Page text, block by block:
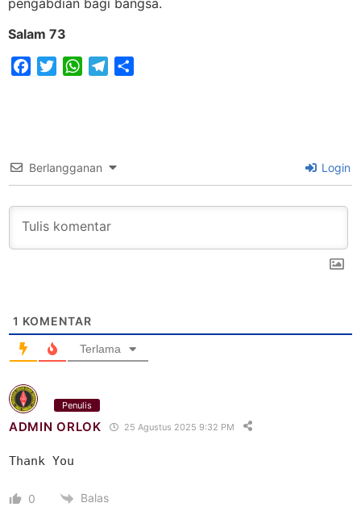
Salam 73
FacebookTwitterWhatsAppTelegram
Berlangganan Login
1 KOMENTAR
Terlama
Penulis
ADMIN ORLOK 25 Agustus 2025 9:32 PM
0 Balas